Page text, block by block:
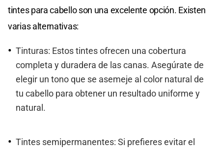
tintes para cabello son una excelente opción. Existen
varias alternativas:
Tinturas: Estos tintes ofrecen una cobertura
completa y duradera de las canas. Asegúrate de
elegir un tono que se asemeje al color natural de
tu cabello para obtener un resultado uniforme y
natural.
Tintes semipermanentes: Si prefieres evitar el